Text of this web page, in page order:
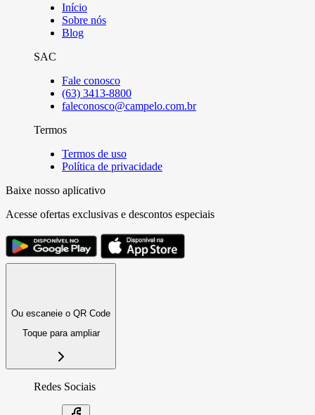
Início
Sobre nós
Blog
SAC
Fale conosco
(63) 3413-8800
faleconosco@campelo.com.br
Termos
Termos de uso
Política de privacidade
Baixe nosso aplicativo
Acesse ofertas exclusivas e descontos especiais
Ou escaneie o QR Code
Toque para ampliar
Redes Sociais